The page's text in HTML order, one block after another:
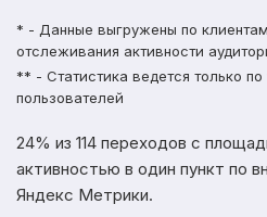
* - Данные выгружены по
отслеживания активности
** - Статистика ведется только
пользователей
24% из 114 переходов с
активностью в один пункт по
Яндекс Метрики.